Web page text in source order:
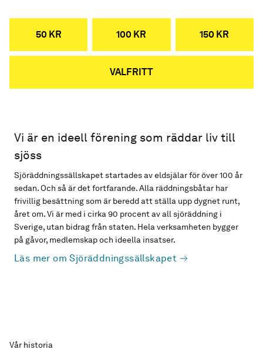
50 KR 100 KR 150 KR
VALFRITT
Vi är en ideell förening som räddar liv till
sjöss
Sjöräddningssällskapet startades av eldsjälar för över 100 år
sedan. Och så är det fortfarande. Alla räddningsbåtar har
frivillig besättning som är beredd att ställa upp dygnet runt,
året om. Vi är med i cirka 90 procent av all sjöräddning i
Sverige, utan bidrag från staten. Hela verksamheten bygger
på gåvor, medlemskap och ideella insatser.
Läs mer om Sjöräddningssällskapet
Vår historia